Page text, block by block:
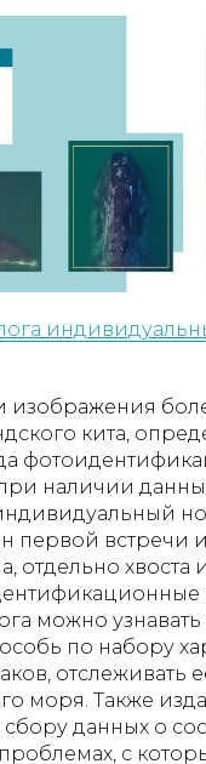
изображения
кита,
наличии
первой встречи
отдельно хвоста и
можно
по набору
отслеживать
моря. Также
сбору данных о
с